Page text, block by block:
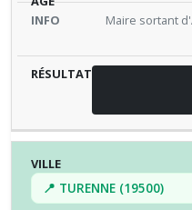
Maire sortant
📍 TURENNE (19500)